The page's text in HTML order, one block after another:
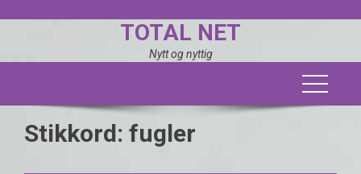
TOTAL NET
Nytt og nyttig
Stikkord: fugler